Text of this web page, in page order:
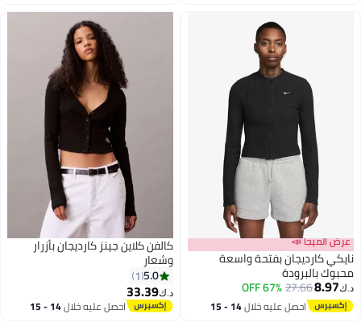
عرض الميجا 📣
نايكي كارديجان بفتحة واسعة
محبوك بالبرودة
د.ك‏8.97
27.66
67% OFF
احصل عليه خلال 14 - 15
كالفن كلاين جينز كارديجان بأزرار
وشعار
5.0
1
د.ك‏33.39
احصل عليه خلال 14 - 15